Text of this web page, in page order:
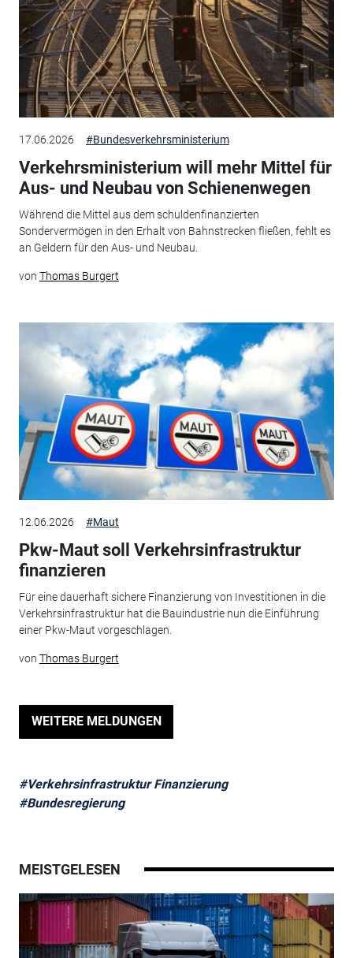
17.06.2026 #Bundesverkehrsministerium
Verkehrsministerium will mehr Mittel für
Aus- und Neubau von Schienenwegen
Während die Mittel aus dem schuldenfinanzierten
Sondervermögen in den Erhalt von Bahnstrecken fließen, fehlt es
an Geldern für den Aus- und Neubau.
von Thomas Burgert
12.06.2026 #Maut
Pkw-Maut soll Verkehrsinfrastruktur
finanzieren
Für eine dauerhaft sichere Finanzierung von Investitionen in die
Verkehrsinfrastruktur hat die Bauindustrie nun die Einführung
einer Pkw-Maut vorgeschlagen.
von Thomas Burgert
WEITERE MELDUNGEN
#Verkehrsinfrastruktur Finanzierung
#Bundesregierung
MEISTGELESEN